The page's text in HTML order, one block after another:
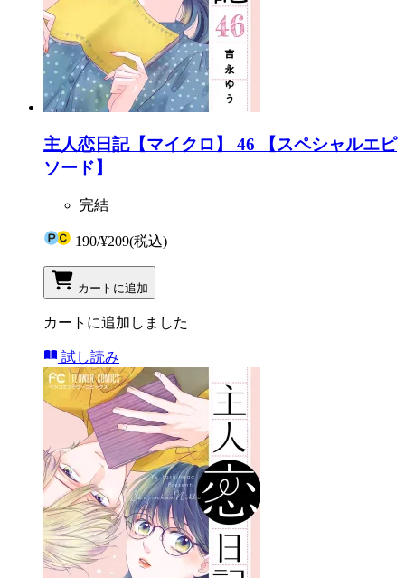
主人恋日記【マイクロ】 46 【スペシャルエピ
ソード】
完結
190/¥209(税込)
カートに追加
カートに追加しました
試し読み